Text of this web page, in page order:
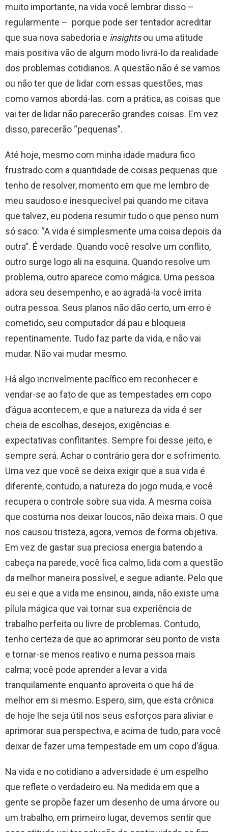
muito importante, na vida você lembrar disso –
regularmente – porque pode ser tentador acreditar
que sua nova sabedoria e insightsou uma atitude
mais positiva vão de algum modo livrá-lo da realidade
dos problemas cotidianos. A questão não é se vamos
ou não ter que de lidar com essas questões, mas
como vamos abordá-las. com a prática, as coisas que
vai ter de lidar não parecerão grandes coisas. Em vez
disso, parecerão “pequenas”.
Até hoje, mesmo com minha idade madura fico
frustrado com a quantidade de coisas pequenas que
tenho de resolver, momento em que me lembro de
meu saudoso e inesquecível pai quando me citava
que talvez, eu poderia resumir tudo o que penso num
só saco: “A vida é simplesmente uma coisa depois da
outra”. É verdade. Quando você resolve um conflito,
outro surge logo ali na esquina. Quando resolve um
problema, outro aparece como mágica. Uma pessoa
adora seu desempenho, e ao agradá-la você irrita
outra pessoa. Seus planos não dão certo, um erro é
cometido, seu computador dá pau e bloqueia
repentinamente. Tudo faz parte da vida, e não vai
mudar. Não vai mudar mesmo.
Há algo incrivelmente pacífico em reconhecer e
vendar-se ao fato de que as tempestades em copo
d’água acontecem, e que a natureza da vida é ser
cheia de escolhas, desejos, exigências e
expectativas conflitantes. Sempre foi desse jeito, e
sempre será. Achar o contrário gera dor e sofrimento.
Uma vez que você se deixa exigir que a sua vida é
diferente, contudo, a natureza do jogo muda, e você
recupera o controle sobre sua vida. A mesma coisa
que costuma nos deixar loucos, não deixa mais. O que
nos causou tristeza, agora, vemos de forma objetiva.
Em vez de gastar sua preciosa energia batendo a
cabeça na parede, você fica calmo, lida com a questão
da melhor maneira possível, e segue adiante. Pelo que
eu sei e que a vida me ensinou, ainda, não existe uma
pílula mágica que vai tornar sua experiência de
trabalho perfeita ou livre de problemas. Contudo,
tenho certeza de que ao aprimorar seu ponto de vista
e tornar-se menos reativo e numa pessoa mais
calma; você pode aprender a levar a vida
tranquilamente enquanto aproveita o que há de
melhor em si mesmo. Espero, sim, que esta crônica
de hoje lhe seja útil nos seus esforços para aliviar e
aprimorar sua perspectiva, e acima de tudo, para você
deixar de fazer uma tempestade em um copo d’água.
Na vida e no cotidiano a adversidade é um espelho
que reflete o verdadeiro eu. Na medida em que a
gente se propõe fazer um desenho de uma árvore ou
um trabalho, em primeiro lugar, devemos sentir que